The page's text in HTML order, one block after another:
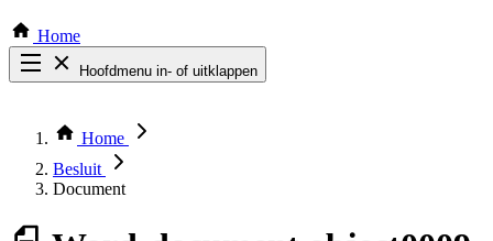
Home
Hoofdmenu in- of uitklappen
Thema COVID-19
Bekijk per bestuursorgaan
Home
Besluit
Document